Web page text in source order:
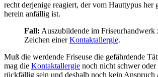
recht derjenige reagiert, der vom Hauttypus her
herein anfällig ist.
Fall: Auszubildende im Friseurhandwerk
Zeichen einerKontaktallergie.
Muß die werdende Friseuse die gefährdende
mag die Kontaktallergie noch nicht schwer
rückfällig sein und deshalb noch kein Anspruch